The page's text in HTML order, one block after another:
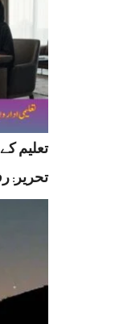
تعلیم
تحریر: